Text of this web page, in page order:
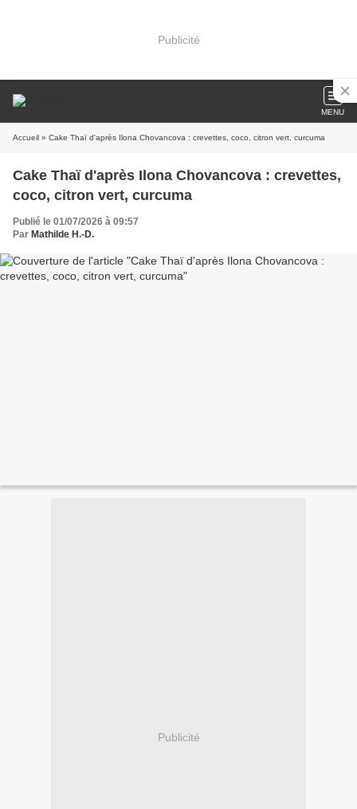
Publicité
MENU
Accueil » Cake Thaï d'après Ilona Chovancova : crevettes, coco, citron vert, curcuma
Cake Thaï d'après Ilona Chovancova : crevettes,
coco, citron vert, curcuma
Publié le 01/07/2026 à 09:57
Par Mathilde H.-D.
Publicité